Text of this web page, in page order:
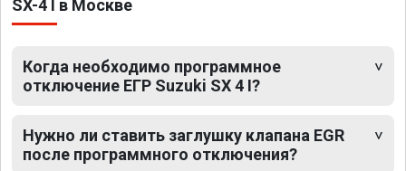
SX-4 I в Москве
Когда необходимо программное
отключение ЕГР Suzuki SX 4 I?
Нужно ли ставить заглушку клапана EGR
после программного отключения?